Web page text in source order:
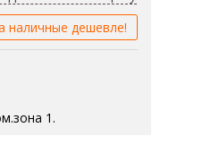
наличные дешевле!
1.